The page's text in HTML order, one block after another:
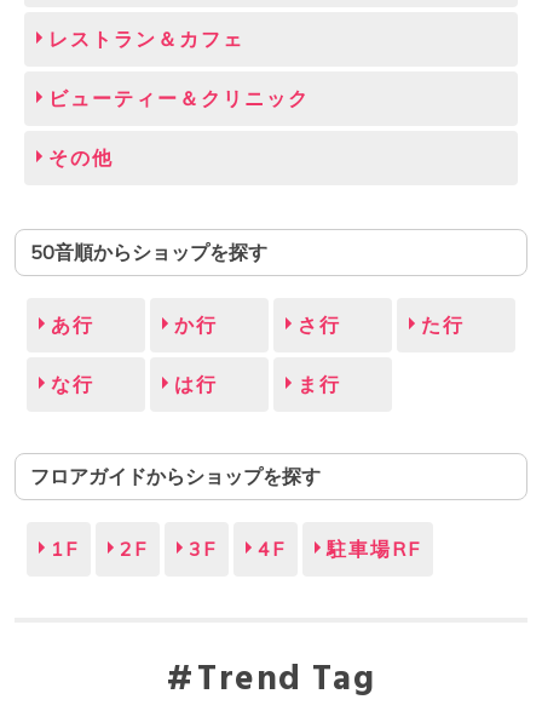
レストラン＆カフェ
ビューティー＆クリニック
その他
50音順からショップを探す
あ行 か行 さ行 た行
な行 は行 ま行
フロアガイドからショップを探す
1F 2F 3F 4F 駐車場RF
Trend Tag